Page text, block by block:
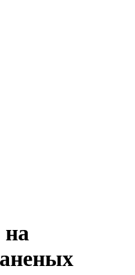
на